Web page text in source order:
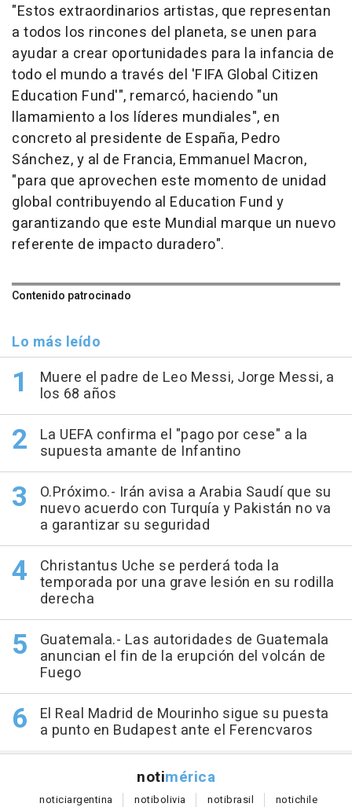
"Estos extraordinarios artistas, que representan
a todos los rincones del planeta, se unen para
ayudar a crear oportunidades para la infancia de
todo el mundo a través del 'FIFA Global Citizen
Education Fund'", remarcó, haciendo "un
llamamiento a los líderes mundiales", en
concreto al presidente de España, Pedro
Sánchez, y al de Francia, Emmanuel Macron,
"para que aprovechen este momento de unidad
global contribuyendo al Education Fund y
garantizando que este Mundial marque un nuevo
referente de impacto duradero".
Contenido patrocinado
Lo más leído
Muere el padre de Leo Messi, Jorge Messi, a
los 68 años
La UEFA confirma el "pago por cese" a la
supuesta amante de Infantino
O.Próximo.- Irán avisa a Arabia Saudí que su
nuevo acuerdo con Turquía y Pakistán no va
a garantizar su seguridad
Christantus Uche se perderá toda la
temporada por una grave lesión en su rodilla
derecha
Guatemala.- Las autoridades de Guatemala
anuncian el fin de la erupción del volcán de
Fuego
El Real Madrid de Mourinho sigue su puesta
a punto en Budapest ante el Ferencvaros
notimérica
noticiargentina notibolivia notibrasil notichile